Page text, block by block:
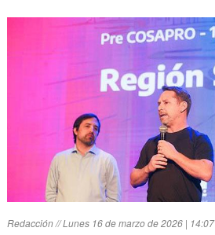
Redacción // Lunes 16 de marzo de 2026 | 14:07